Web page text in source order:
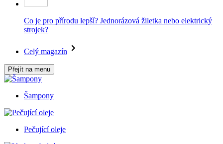
Co je pro přírodu lepší? Jednorázová žiletka nebo elektrický
strojek?
Celý magazín
Přejít na menu
Šampony
Pečující oleje